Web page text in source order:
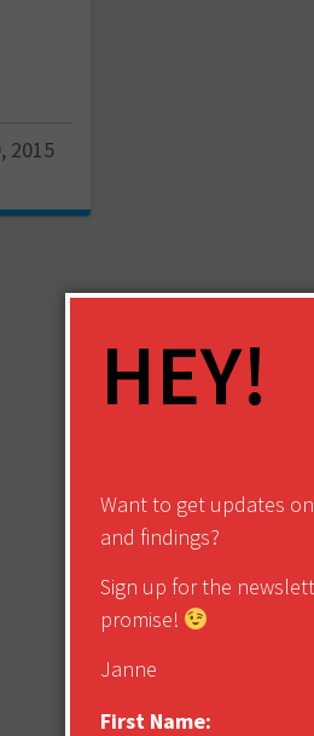
2015
HEY!
Want to get updates
and findings?
Sign up for the
promise!
Janne
First Name: